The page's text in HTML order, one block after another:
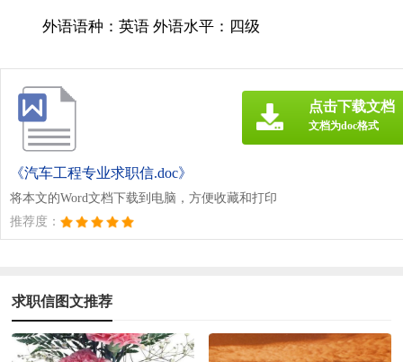
外语语种：英语 外语水平：四级
《汽车工程专业求职信.doc》
将本文的Word文档下载到电脑，方便收藏和打印
推荐度：
点击下载文档
文档为doc格式
求职信图文推荐